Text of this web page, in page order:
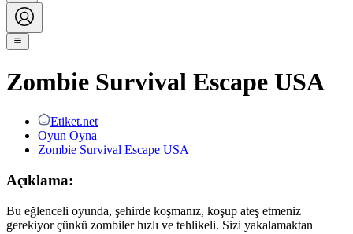
Zombie Survival Escape USA
Etiket.net
Oyun Oyna
Zombie Survival Escape USA
Açıklama:
Bu eğlenceli oyunda, şehirde koşmanız, koşup ateş etmeniz
gerekiyor çünkü zombiler hızlı ve tehlikeli. Sizi yakalamaktan